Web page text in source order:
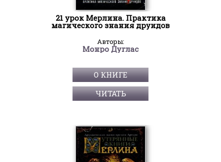
21 урок Мерлина. Практика
магического знания друидов
Авторы:
Монро Дуглас
О КНИГЕ
ЧИТАТЬ